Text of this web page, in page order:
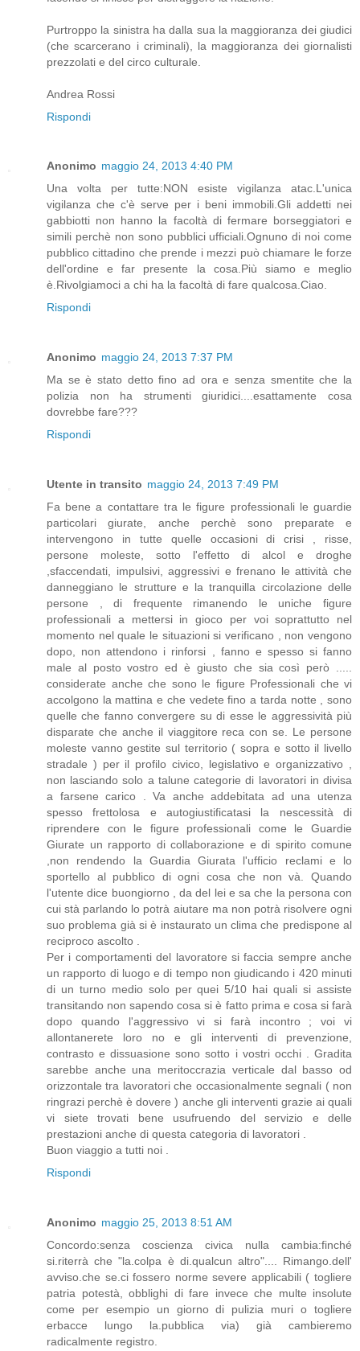
Purtroppo la sinistra ha dalla sua la maggioranza dei giudici
(che scarcerano i criminali), la maggioranza dei giornalisti
prezzolati e del circo culturale.
Andrea Rossi
Rispondi
Anonimo maggio 24, 2013 4:40 PM
Una volta per tutte:NON esiste vigilanza atac.L'unica
vigilanza che c'è serve per i beni immobili.Gli addetti nei
gabbiotti non hanno la facoltà di fermare borseggiatori e
simili perchè non sono pubblici ufficiali.Ognuno di noi come
pubblico cittadino che prende i mezzi può chiamare le forze
dell'ordine e far presente la cosa.Più siamo e meglio
è.Rivolgiamoci a chi ha la facoltà di fare qualcosa.Ciao.
Rispondi
Anonimo maggio 24, 2013 7:37 PM
Ma se è stato detto fino ad ora e senza smentite che la
polizia non ha strumenti giuridici....esattamente cosa
dovrebbe fare???
Rispondi
Utente in transito maggio 24, 2013 7:49 PM
Fa bene a contattare tra le figure professionali le guardie
particolari giurate, anche perchè sono preparate e
intervengono in tutte quelle occasioni di crisi , risse,
persone moleste, sotto l'effetto di alcol e droghe
,sfaccendati, impulsivi, aggressivi e frenano le attività che
danneggiano le strutture e la tranquilla circolazione delle
persone , di frequente rimanendo le uniche figure
professionali a mettersi in gioco per voi soprattutto nel
momento nel quale le situazioni si verificano , non vengono
dopo, non attendono i rinforsi , fanno e spesso si fanno
male al posto vostro ed è giusto che sia così però .....
considerate anche che sono le figure Professionali che vi
accolgono la mattina e che vedete fino a tarda notte , sono
quelle che fanno convergere su di esse le aggressività più
disparate che anche il viaggitore reca con se. Le persone
moleste vanno gestite sul territorio ( sopra e sotto il livello
stradale ) per il profilo civico, legislativo e organizzativo ,
non lasciando solo a talune categorie di lavoratori in divisa
a farsene carico . Va anche addebitata ad una utenza
spesso frettolosa e autogiustificatasi la nescessità di
riprendere con le figure professionali come le Guardie
Giurate un rapporto di collaborazione e di spirito comune
,non rendendo la Guardia Giurata l'ufficio reclami e lo
sportello al pubblico di ogni cosa che non và. Quando
l'utente dice buongiorno , da del lei e sa che la persona con
cui stà parlando lo potrà aiutare ma non potrà risolvere ogni
suo problema già si è instaurato un clima che predispone al
reciproco ascolto .
Per i comportamenti del lavoratore si faccia sempre anche
un rapporto di luogo e di tempo non giudicando i 420 minuti
di un turno medio solo per quei 5/10 hai quali si assiste
transitando non sapendo cosa si è fatto prima e cosa si farà
dopo quando l'aggressivo vi si farà incontro ; voi vi
allontanerete loro no e gli interventi di prevenzione,
contrasto e dissuasione sono sotto i vostri occhi . Gradita
sarebbe anche una meritoccrazia verticale dal basso od
orizzontale tra lavoratori che occasionalmente segnali ( non
ringrazi perchè è dovere ) anche gli interventi grazie ai quali
vi siete trovati bene usufruendo del servizio e delle
prestazioni anche di questa categoria di lavoratori .
Buon viaggio a tutti noi .
Rispondi
Anonimo maggio 25, 2013 8:51 AM
Concordo:senza coscienza civica nulla cambia:finché
si.riterrà che "la.colpa è di.qualcun altro".... Rimango.dell'
avviso.che se.ci fossero norme severe applicabili ( togliere
patria potestà, obblighi di fare invece che multe insolute
come per esempio un giorno di pulizia muri o togliere
erbacce lungo la.pubblica via) già cambieremo
radicalmente registro.